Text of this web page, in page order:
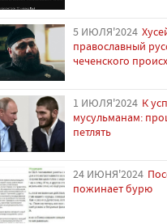
5 ИЮЛЯ'2024
православный
чеченского
1 ИЮЛЯ'2024 К
мусульманам:
петлять
24 ИЮНЯ'2024
пожинает бурю